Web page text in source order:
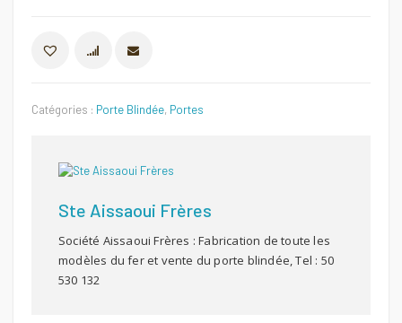
COMPARER
Catégories : Porte Blindée, Portes
Ste Aissaoui Frères
Société Aissaoui Frères : Fabrication de toute les
modèles du fer et vente du porte blindée, Tel : 50
530 132